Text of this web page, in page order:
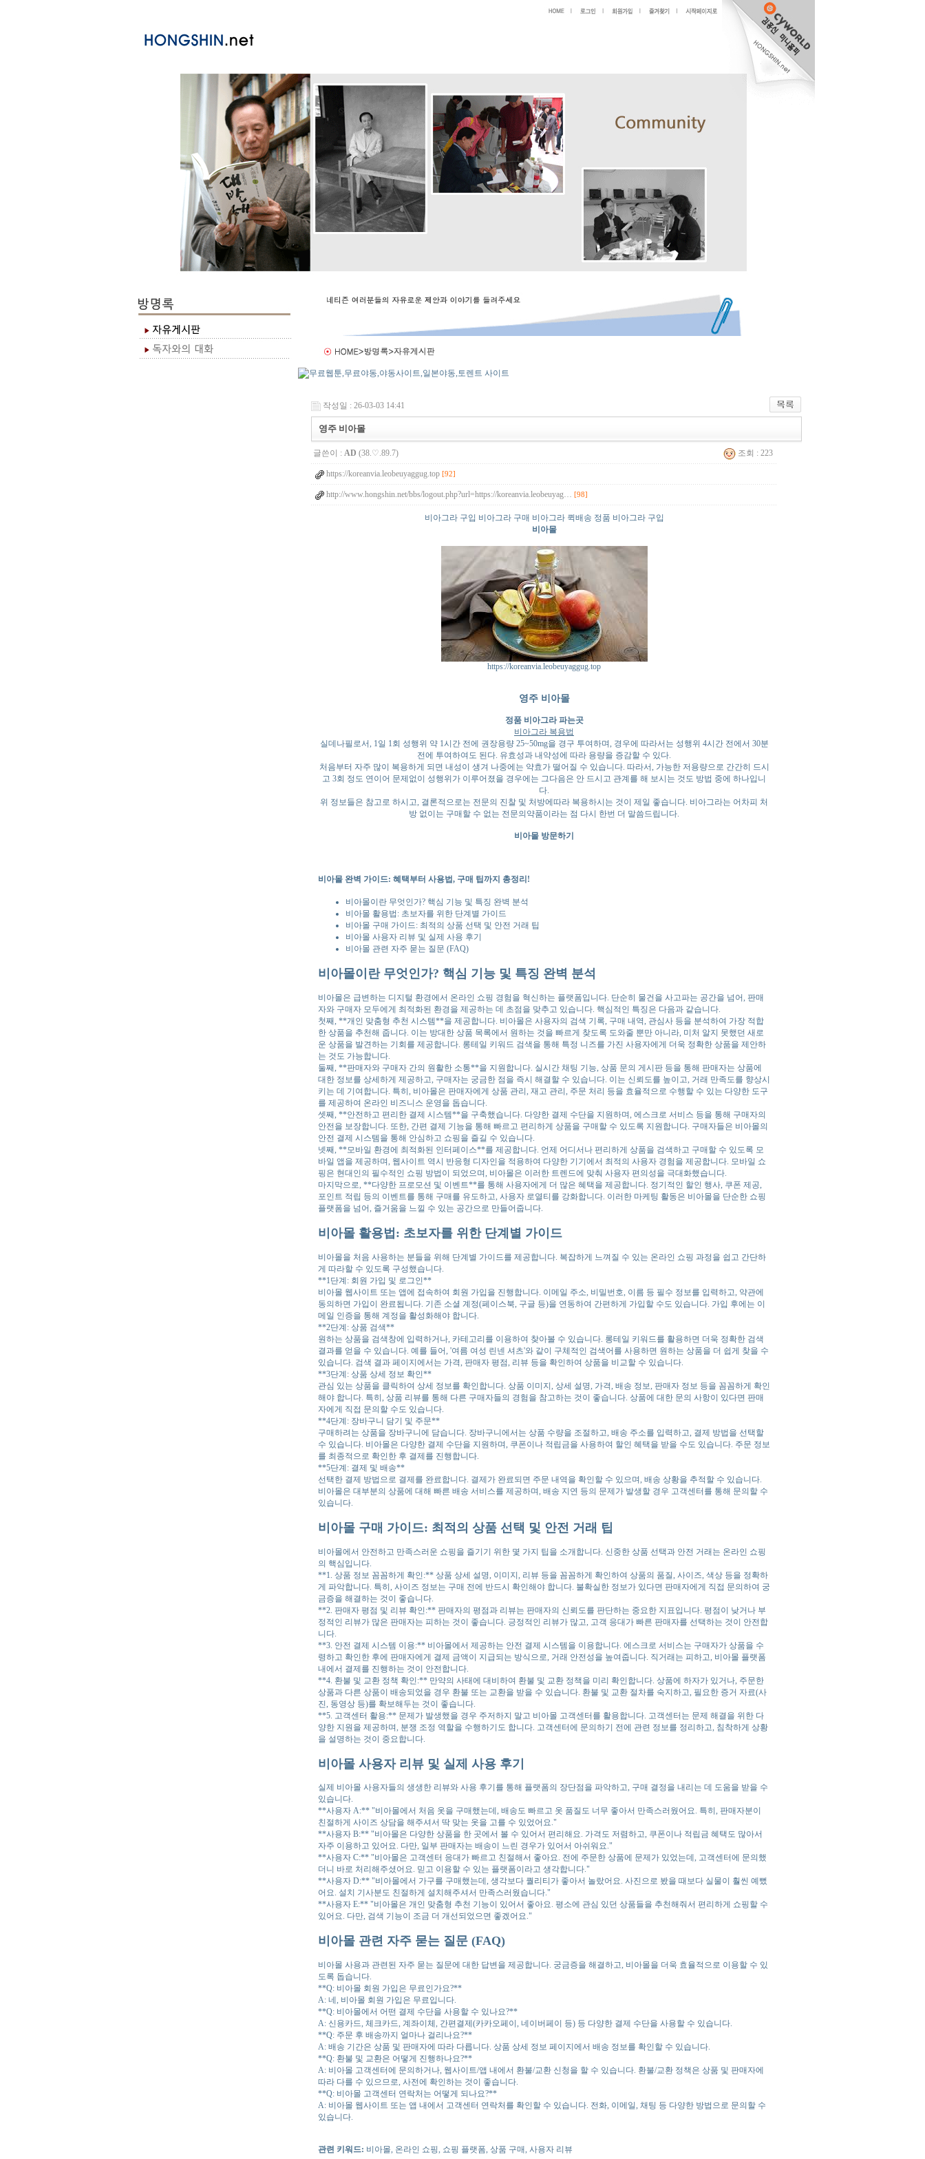
작성일 : 26-03-03 14:41
영주 비아몰
글쓴이 : AD (38.♡.89.7) 조회 : 223
https://koreanvia.leobeuyaggug.top [92]
http://www.hongshin.net/bbs/logout.php?url=https://koreanvia.leobeuyag… [98]
비아그라 구입 비아그라 구매 비아그라 퀵배송 정품 비아그라 구입
비아몰
https://koreanvia.leobeuyaggug.top
영주 비아몰
정품 비아그라 파는곳
비아그라 복용법
실데나필로서, 1일 1회 성행위 약 1시간 전에 권장용량 25~50mg을 경구 투여하며, 경우에 따라서는 성행위 4시간 전에서 30분
전에 투여하여도 된다. 유효성과 내약성에 따라 용량을 증감할 수 있다.
처음부터 자주 많이 복용하게 되면 내성이 생겨 나중에는 약효가 떨어질 수 있습니다. 따라서, 가능한 저용량으로 간간히 드시
고 3회 정도 연이어 문제없이 성행위가 이루어졌을 경우에는 그다음은 안 드시고 관계를 해 보시는 것도 방법 중에 하나입니
다.
위 정보들은 참고로 하시고, 결론적으로는 전문의 진찰 및 처방에따라 복용하시는 것이 제일 좋습니다. 비아그라는 어차피 처
방 없이는 구매할 수 없는 전문의약품이라는 점 다시 한번 더 말씀드립니다.
비아몰 방문하기
비아몰 완벽 가이드: 혜택부터 사용법, 구매 팁까지 총정리!
비아몰이란 무엇인가? 핵심 기능 및 특징 완벽 분석
비아몰 활용법: 초보자를 위한 단계별 가이드
비아몰 구매 가이드: 최적의 상품 선택 및 안전 거래 팁
비아몰 사용자 리뷰 및 실제 사용 후기
비아몰 관련 자주 묻는 질문 (FAQ)
비아몰이란 무엇인가? 핵심 기능 및 특징 완벽 분석
비아몰은 급변하는 디지털 환경에서 온라인 쇼핑 경험을 혁신하는 플랫폼입니다. 단순히 물건을 사고파는 공간을 넘어, 판매
자와 구매자 모두에게 최적화된 환경을 제공하는 데 초점을 맞추고 있습니다. 핵심적인 특징은 다음과 같습니다.
첫째, **개인 맞춤형 추천 시스템**을 제공합니다. 비아몰은 사용자의 검색 기록, 구매 내역, 관심사 등을 분석하여 가장 적합
한 상품을 추천해 줍니다. 이는 방대한 상품 목록에서 원하는 것을 빠르게 찾도록 도와줄 뿐만 아니라, 미처 알지 못했던 새로
운 상품을 발견하는 기회를 제공합니다. 롱테일 키워드 검색을 통해 특정 니즈를 가진 사용자에게 더욱 정확한 상품을 제안하
는 것도 가능합니다.
둘째, **판매자와 구매자 간의 원활한 소통**을 지원합니다. 실시간 채팅 기능, 상품 문의 게시판 등을 통해 판매자는 상품에
대한 정보를 상세하게 제공하고, 구매자는 궁금한 점을 즉시 해결할 수 있습니다. 이는 신뢰도를 높이고, 거래 만족도를 향상시
키는 데 기여합니다. 특히, 비아몰은 판매자에게 상품 관리, 재고 관리, 주문 처리 등을 효율적으로 수행할 수 있는 다양한 도구
를 제공하여 온라인 비즈니스 운영을 돕습니다.
셋째, **안전하고 편리한 결제 시스템**을 구축했습니다. 다양한 결제 수단을 지원하며, 에스크로 서비스 등을 통해 구매자의
안전을 보장합니다. 또한, 간편 결제 기능을 통해 빠르고 편리하게 상품을 구매할 수 있도록 지원합니다. 구매자들은 비아몰의
안전 결제 시스템을 통해 안심하고 쇼핑을 즐길 수 있습니다.
넷째, **모바일 환경에 최적화된 인터페이스**를 제공합니다. 언제 어디서나 편리하게 상품을 검색하고 구매할 수 있도록 모
바일 앱을 제공하며, 웹사이트 역시 반응형 디자인을 적용하여 다양한 기기에서 최적의 사용자 경험을 제공합니다. 모바일 쇼
핑은 현대인의 필수적인 쇼핑 방법이 되었으며, 비아몰은 이러한 트렌드에 맞춰 사용자 편의성을 극대화했습니다.
마지막으로, **다양한 프로모션 및 이벤트**를 통해 사용자에게 더 많은 혜택을 제공합니다. 정기적인 할인 행사, 쿠폰 제공,
포인트 적립 등의 이벤트를 통해 구매를 유도하고, 사용자 로열티를 강화합니다. 이러한 마케팅 활동은 비아몰을 단순한 쇼핑
플랫폼을 넘어, 즐거움을 느낄 수 있는 공간으로 만들어줍니다.
비아몰 활용법: 초보자를 위한 단계별 가이드
비아몰을 처음 사용하는 분들을 위해 단계별 가이드를 제공합니다. 복잡하게 느껴질 수 있는 온라인 쇼핑 과정을 쉽고 간단하
게 따라할 수 있도록 구성했습니다.
**1단계: 회원 가입 및 로그인**
비아몰 웹사이트 또는 앱에 접속하여 회원 가입을 진행합니다. 이메일 주소, 비밀번호, 이름 등 필수 정보를 입력하고, 약관에
동의하면 가입이 완료됩니다. 기존 소셜 계정(페이스북, 구글 등)을 연동하여 간편하게 가입할 수도 있습니다. 가입 후에는 이
메일 인증을 통해 계정을 활성화해야 합니다.
**2단계: 상품 검색**
원하는 상품을 검색창에 입력하거나, 카테고리를 이용하여 찾아볼 수 있습니다. 롱테일 키워드를 활용하면 더욱 정확한 검색
결과를 얻을 수 있습니다. 예를 들어, '여름 여성 린넨 셔츠'와 같이 구체적인 검색어를 사용하면 원하는 상품을 더 쉽게 찾을 수
있습니다. 검색 결과 페이지에서는 가격, 판매자 평점, 리뷰 등을 확인하여 상품을 비교할 수 있습니다.
**3단계: 상품 상세 정보 확인**
관심 있는 상품을 클릭하여 상세 정보를 확인합니다. 상품 이미지, 상세 설명, 가격, 배송 정보, 판매자 정보 등을 꼼꼼하게 확인
해야 합니다. 특히, 상품 리뷰를 통해 다른 구매자들의 경험을 참고하는 것이 좋습니다. 상품에 대한 문의 사항이 있다면 판매
자에게 직접 문의할 수도 있습니다.
**4단계: 장바구니 담기 및 주문**
구매하려는 상품을 장바구니에 담습니다. 장바구니에서는 상품 수량을 조절하고, 배송 주소를 입력하고, 결제 방법을 선택할
수 있습니다. 비아몰은 다양한 결제 수단을 지원하며, 쿠폰이나 적립금을 사용하여 할인 혜택을 받을 수도 있습니다. 주문 정보
를 최종적으로 확인한 후 결제를 진행합니다.
**5단계: 결제 및 배송**
선택한 결제 방법으로 결제를 완료합니다. 결제가 완료되면 주문 내역을 확인할 수 있으며, 배송 상황을 추적할 수 있습니다.
비아몰은 대부분의 상품에 대해 빠른 배송 서비스를 제공하며, 배송 지연 등의 문제가 발생할 경우 고객센터를 통해 문의할 수
있습니다.
비아몰 구매 가이드: 최적의 상품 선택 및 안전 거래 팁
비아몰에서 안전하고 만족스러운 쇼핑을 즐기기 위한 몇 가지 팁을 소개합니다. 신중한 상품 선택과 안전 거래는 온라인 쇼핑
의 핵심입니다.
**1. 상품 정보 꼼꼼하게 확인:** 상품 상세 설명, 이미지, 리뷰 등을 꼼꼼하게 확인하여 상품의 품질, 사이즈, 색상 등을 정확하
게 파악합니다. 특히, 사이즈 정보는 구매 전에 반드시 확인해야 합니다. 불확실한 정보가 있다면 판매자에게 직접 문의하여 궁
금증을 해결하는 것이 좋습니다.
**2. 판매자 평점 및 리뷰 확인:** 판매자의 평점과 리뷰는 판매자의 신뢰도를 판단하는 중요한 지표입니다. 평점이 낮거나 부
정적인 리뷰가 많은 판매자는 피하는 것이 좋습니다. 긍정적인 리뷰가 많고, 고객 응대가 빠른 판매자를 선택하는 것이 안전합
니다.
**3. 안전 결제 시스템 이용:** 비아몰에서 제공하는 안전 결제 시스템을 이용합니다. 에스크로 서비스는 구매자가 상품을 수
령하고 확인한 후에 판매자에게 결제 금액이 지급되는 방식으로, 거래 안전성을 높여줍니다. 직거래는 피하고, 비아몰 플랫폼
내에서 결제를 진행하는 것이 안전합니다.
**4. 환불 및 교환 정책 확인:** 만약의 사태에 대비하여 환불 및 교환 정책을 미리 확인합니다. 상품에 하자가 있거나, 주문한
상품과 다른 상품이 배송되었을 경우 환불 또는 교환을 받을 수 있습니다. 환불 및 교환 절차를 숙지하고, 필요한 증거 자료(사
진, 동영상 등)를 확보해두는 것이 좋습니다.
**5. 고객센터 활용:** 문제가 발생했을 경우 주저하지 말고 비아몰 고객센터를 활용합니다. 고객센터는 문제 해결을 위한 다
양한 지원을 제공하며, 분쟁 조정 역할을 수행하기도 합니다. 고객센터에 문의하기 전에 관련 정보를 정리하고, 침착하게 상황
을 설명하는 것이 중요합니다.
비아몰 사용자 리뷰 및 실제 사용 후기
실제 비아몰 사용자들의 생생한 리뷰와 사용 후기를 통해 플랫폼의 장단점을 파악하고, 구매 결정을 내리는 데 도움을 받을 수
있습니다.
**사용자 A:** "비아몰에서 처음 옷을 구매했는데, 배송도 빠르고 옷 품질도 너무 좋아서 만족스러웠어요. 특히, 판매자분이
친절하게 사이즈 상담을 해주셔서 딱 맞는 옷을 고를 수 있었어요."
**사용자 B:** "비아몰은 다양한 상품을 한 곳에서 볼 수 있어서 편리해요. 가격도 저렴하고, 쿠폰이나 적립금 혜택도 많아서
자주 이용하고 있어요. 다만, 일부 판매자는 배송이 느린 경우가 있어서 아쉬워요."
**사용자 C:** "비아몰은 고객센터 응대가 빠르고 친절해서 좋아요. 전에 주문한 상품에 문제가 있었는데, 고객센터에 문의했
더니 바로 처리해주셨어요. 믿고 이용할 수 있는 플랫폼이라고 생각합니다."
**사용자 D:** "비아몰에서 가구를 구매했는데, 생각보다 퀄리티가 좋아서 놀랐어요. 사진으로 봤을 때보다 실물이 훨씬 예뻤
어요. 설치 기사분도 친절하게 설치해주셔서 만족스러웠습니다."
**사용자 E:** "비아몰은 개인 맞춤형 추천 기능이 있어서 좋아요. 평소에 관심 있던 상품들을 추천해줘서 편리하게 쇼핑할 수
있어요. 다만, 검색 기능이 조금 더 개선되었으면 좋겠어요."
비아몰 관련 자주 묻는 질문 (FAQ)
비아몰 사용과 관련된 자주 묻는 질문에 대한 답변을 제공합니다. 궁금증을 해결하고, 비아몰을 더욱 효율적으로 이용할 수 있
도록 돕습니다.
**Q: 비아몰 회원 가입은 무료인가요?**
A: 네, 비아몰 회원 가입은 무료입니다.
**Q: 비아몰에서 어떤 결제 수단을 사용할 수 있나요?**
A: 신용카드, 체크카드, 계좌이체, 간편결제(카카오페이, 네이버페이 등) 등 다양한 결제 수단을 사용할 수 있습니다.
**Q: 주문 후 배송까지 얼마나 걸리나요?**
A: 배송 기간은 상품 및 판매자에 따라 다릅니다. 상품 상세 정보 페이지에서 배송 정보를 확인할 수 있습니다.
**Q: 환불 및 교환은 어떻게 진행하나요?**
A: 비아몰 고객센터에 문의하거나, 웹사이트/앱 내에서 환불/교환 신청을 할 수 있습니다. 환불/교환 정책은 상품 및 판매자에
따라 다를 수 있으므로, 사전에 확인하는 것이 좋습니다.
**Q: 비아몰 고객센터 연락처는 어떻게 되나요?**
A: 비아몰 웹사이트 또는 앱 내에서 고객센터 연락처를 확인할 수 있습니다. 전화, 이메일, 채팅 등 다양한 방법으로 문의할 수
있습니다.
관련 키워드: 비아몰, 온라인 쇼핑, 쇼핑 플랫폼, 상품 구매, 사용자 리뷰